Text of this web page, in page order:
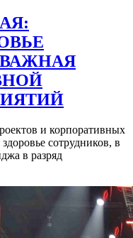
и корпоративных
сотрудников, в
в разряд